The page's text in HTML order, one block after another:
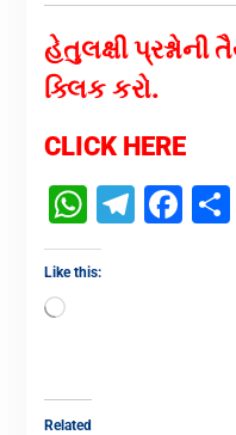
હેતુલક્ષી પ્રશ્નોની
ક્લિક કરો.
CLICK HERE
Like this:
Related